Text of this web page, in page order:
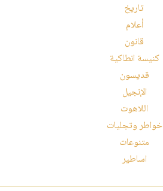
تاريخ
أعلام
قانون
كنيسة انطاكية
قديسون
الإنجيل
اللاهوت
خواطر وتجليات
متنوعات
اساطير